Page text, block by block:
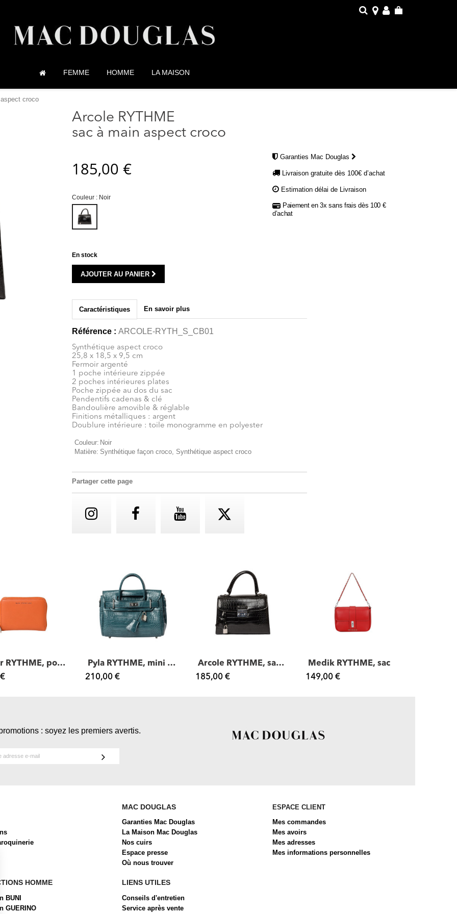
FEMME HOMME LA MAISON
croco
Arcole RYTHME
sac à main aspect croco
185,00 €
Couleur : Noir
En stock
AJOUTER AU PANIER
Garanties Mac Douglas
Livraison gratuite dès 100€ d’achat
Estimation délai de Livraison
Paiement en 3x sans frais dès 100 €
d’achat
Caractéristiques En savoir plus
Référence : ARCOLE-RYTH_S_CB01
Synthétique aspect croco
25,8 x 18,5 x 9,5 cm
Fermoir argenté
1 poche intérieure zippée
2 poches intérieures plates
Poche zippée au dos du sac
Pendentifs cadenas & clé
Bandoulière amovible & réglable
Finitions métalliques : argent
Doublure intérieure : toile monogramme en polyester
Couleur: Noir
Matière: Synthétique façon croco, Synthétique aspect croco
Partager cette page
Cutter RYTHME, porte-monnaie zippé
Pyla RYTHME, mini sac à main aspect croco
210,00 €
Arcole RYTHME, sac à main aspect croco
185,00 €
Medik RYTHME, sac
149,00 €
: soyez les premiers avertis.
MAC DOUGLAS
Garanties Mac Douglas
La Maison Mac Douglas
Nos cuirs
Espace presse
Où nous trouver
ESPACE CLIENT
Mes commandes
Mes avoirs
Mes adresses
Mes informations personnelles
HOMME
BUNI
GUERINO
LIENS UTILES
Conseils d'entretien
Service après vente